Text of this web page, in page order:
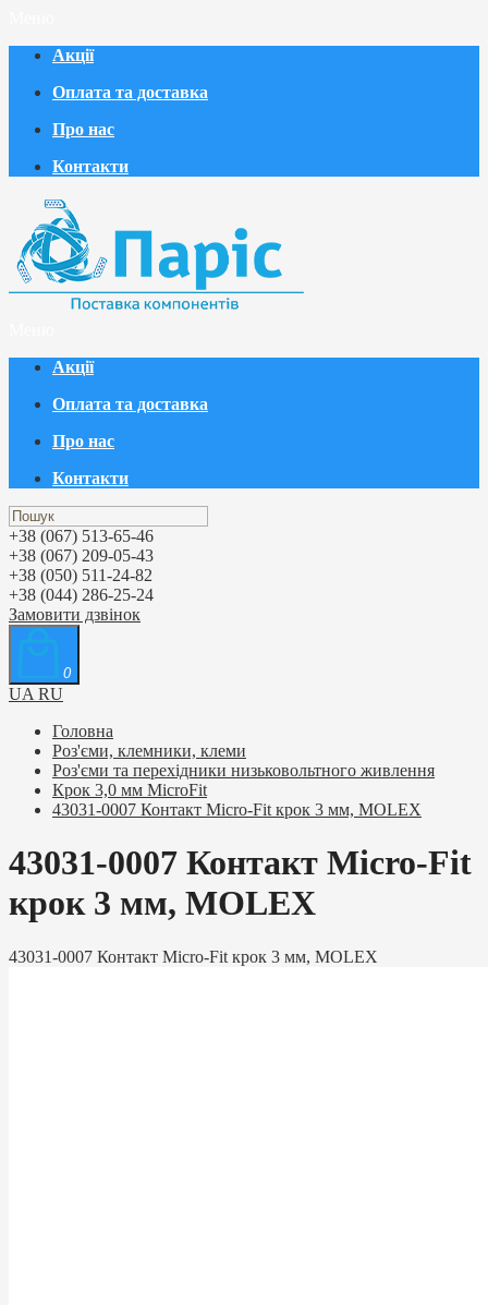
Акції
Оплата та доставка
Про нас
Контакти
Акції
Оплата та доставка
Про нас
Контакти
+38 (067) 513-65-46
+38 (067) 209-05-43
+38 (050) 511-24-82
+38 (044) 286-25-24
Замовити дзвінок
0
UA RU
Головна
Роз'єми, клемники, клеми
Роз'єми та перехідники низьковольтного живлення
Крок 3,0 мм MicroFit
43031-0007 Контакт Micro-Fit крок 3 мм, MOLEX
43031-0007 Контакт Micro-Fit
крок 3 мм, MOLEX
43031-0007 Контакт Micro-Fit крок 3 мм, MOLEX